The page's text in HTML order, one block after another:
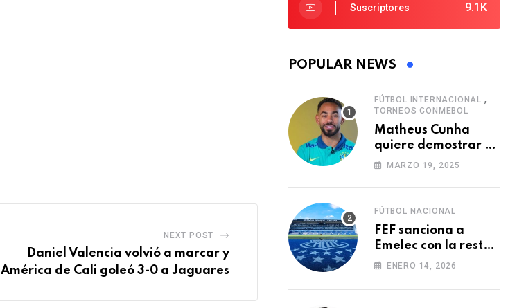
NEXT POST
Daniel Valencia volvió a marcar y
América de Cali goleó 3-0 a Jaguares
9.1K
Suscriptores
POPULAR NEWS
FÚTBOL INTERNACIONAL ,
TORNEOS CONMEBOL
Matheus Cunha
quiere demostrar el
verdadero nivel de
MARZO 19, 2025
FÚTBOL NACIONAL
FEF sanciona a
Emelec con la resta
de tres puntos para
ENERO 14, 2026